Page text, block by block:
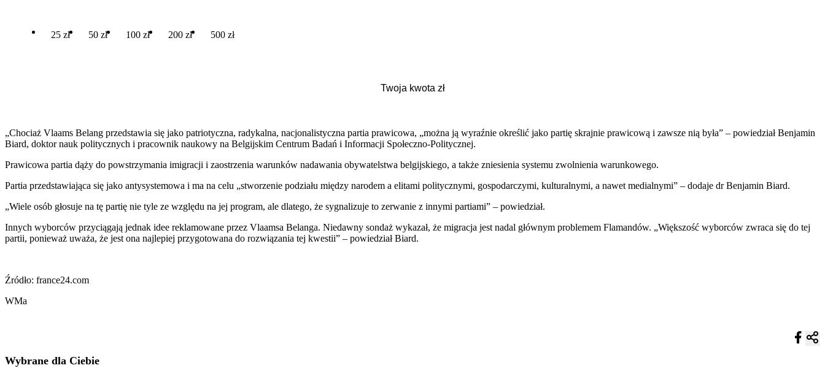
25 zł 50 zł 100 zł 200 zł 500 zł
„Chociaż Vlaams Belang przedstawia się jako patriotyczna, radykalna, nacjonalistyczna partia prawicowa, „można ją wyraźnie określić jako partię skrajnie prawicową i zawsze nią była” – powiedział Benjamin
Biard, doktor nauk politycznych i pracownik naukowy na Belgijskim Centrum Badań i Informacji Społeczno-Politycznej.
Prawicowa partia dąży do powstrzymania imigracji i zaostrzenia warunków nadawania obywatelstwa belgijskiego, a także zniesienia systemu zwolnienia warunkowego.
Partia przedstawiająca się jako antysystemowa i ma na celu „stworzenie podziału między narodem a elitami politycznymi, gospodarczymi, kulturalnymi, a nawet medialnymi” – dodaje dr Benjamin Biard.
„Wiele osób głosuje na tę partię nie tyle ze względu na jej program, ale dlatego, że sygnalizuje to zerwanie z innymi partiami” – powiedział.
Innych wyborców przyciągają jednak idee reklamowane przez Vlaamsa Belanga. Niedawny sondaż wykazał, że migracja jest nadal głównym problemem Flamandów. „Większość wyborców zwraca się do tej
partii, ponieważ uważa, że jest ona najlepiej przygotowana do rozwiązania tej kwestii” – powiedział Biard.
Źródło: france24.com
WMa
Wybrane dla Ciebie